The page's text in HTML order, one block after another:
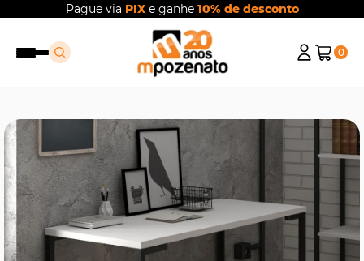
Pague via PIXe ganhe 10% de desconto
0